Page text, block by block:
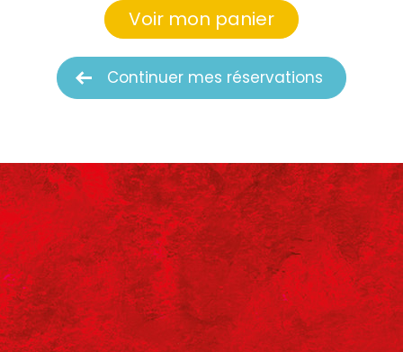
Continuer mes réservations
Voir mon panier